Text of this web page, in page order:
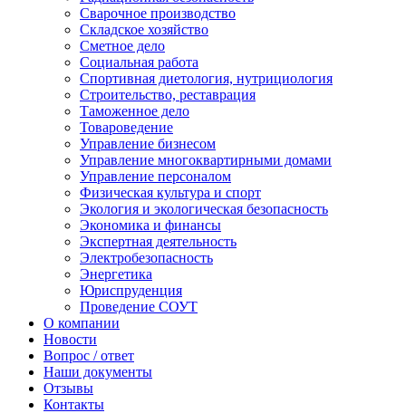
Сварочное производство
Складское хозяйство
Сметное дело
Социальная работа
Спортивная диетология, нутрициология
Строительство, реставрация
Таможенное дело
Товароведение
Управление бизнесом
Управление многоквартирными домами
Управление персоналом
Физическая культура и спорт
Экология и экологическая безопасность
Экономика и финансы
Экспертная деятельность
Электробезопасность
Энергетика
Юриспруденция
Проведение СОУТ
О компании
Новости
Вопрос / ответ
Наши документы
Отзывы
Контакты